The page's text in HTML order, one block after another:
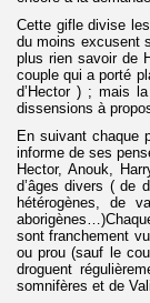
Cette gifle divise
du moins excusent
plus rien savoir de
couple qui a porté
d’Hector ) ; mais
dissensions à
En suivant chaque
informe de ses
Hector, Anouk,
d’âges divers ( de
hétérogènes, de
sont franchement
ou prou (sauf le
droguent
somnifères et de